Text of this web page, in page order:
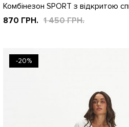
Комбінезон SPORT з відкритою
870 ГРН. 1 450 ГРН.
-20%